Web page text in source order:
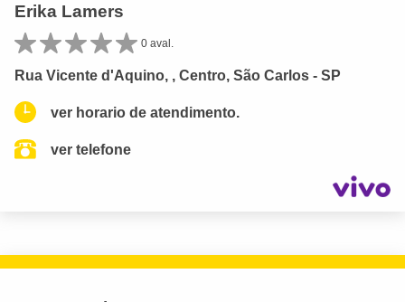
Erika Lamers
0 aval.
Rua Vicente d'Aquino, , Centro, São Carlos - SP
ver horario de atendimento.
ver telefone